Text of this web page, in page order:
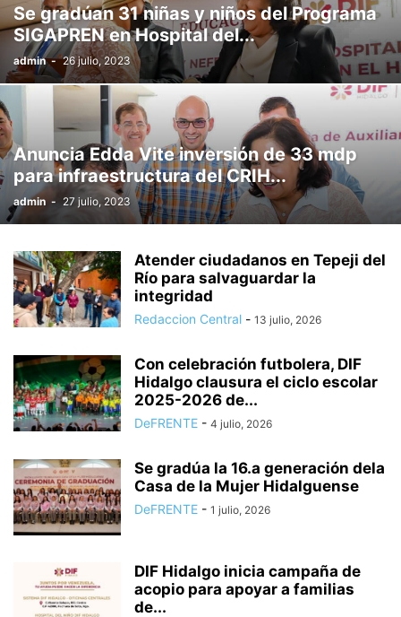
PODER LEGISLATIVO POLÍTICA PROTECCIÓN CIVIL PUBLICIDAD
QUIÉNES SOMOS REGIONAL SALUD Y BIENESTAR SECTOR LABORAL
SEGURIDAD SIN CATEGORÍA SOCIEDAD TENDENCIAS
TEPEJI DEL RÍO TIZAYUCA TULA TURISMO
UNIVERSO EPRESARIAL VIDA SALUDABLE
Se gradúan 31 niñas y niños del Programa
SIGAPREN en Hospital del...
admin - 26 julio, 2023
Anuncia Edda Vite inversión de 33 mdp
para infraestructura del CRIH...
admin - 27 julio, 2023
Atender ciudadanos en Tepeji del
Río para salvaguardar la
integridad
Redaccion Central - 13 julio, 2026
Con celebración futbolera, DIF
Hidalgo clausura el ciclo escolar
2025-2026 de...
DeFRENTE - 4 julio, 2026
Se gradúa la 16.a generación dela
Casa de la Mujer Hidalguense
DeFRENTE - 1 julio, 2026
DIF Hidalgo inicia campaña de
acopio para apoyar a familias
de...